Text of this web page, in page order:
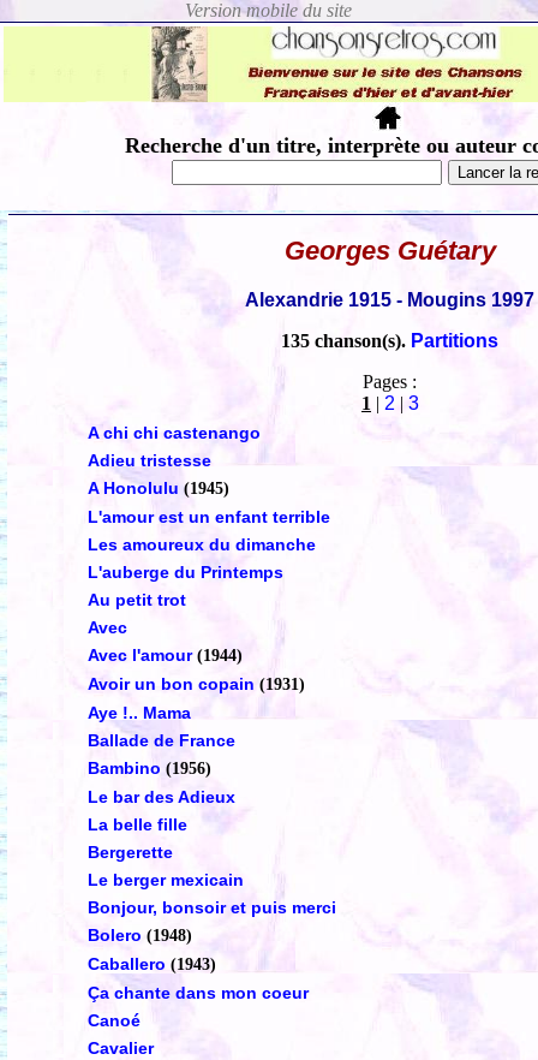
Recherche d'un titre, interprète ou auteur
Georges Guétary
Alexandrie 1915 - Mougins 1997
135 chanson(s). Partitions
Pages :
1 | 2 | 3
A chi chi castenango
Adieu tristesse
A Honolulu (1945)
L'amour est un enfant terrible
Les amoureux du dimanche
L'auberge du Printemps
Au petit trot
Avec
Avec l'amour (1944)
Avoir un bon copain (1931)
Aye !.. Mama
Ballade de France
Bambino (1956)
Le bar des Adieux
La belle fille
Bergerette
Le berger mexicain
Bonjour, bonsoir et puis merci
Bolero (1948)
Caballero (1943)
Ça chante dans mon coeur
Canoé
Cavalier